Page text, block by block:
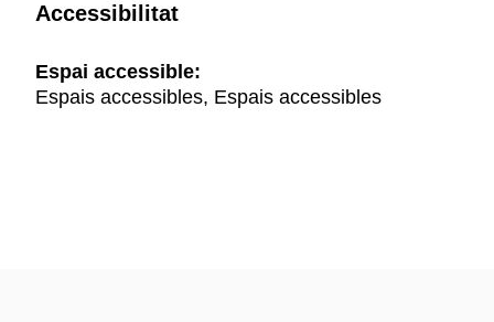
Accessibilitat
Espai accessible:
Espais accessibles, Espais accessibles